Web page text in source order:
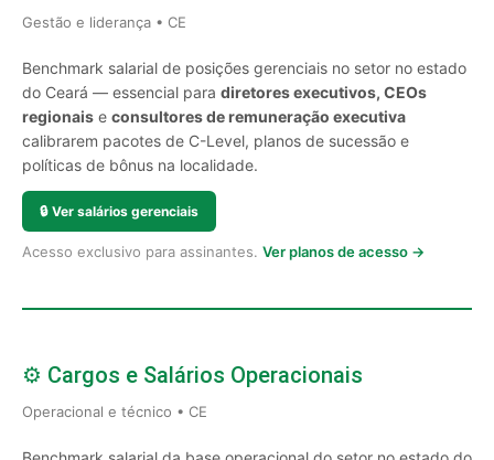
Gestão e liderança • CE
Benchmark salarial de posições gerenciais no setor no estado
do Ceará — essencial para diretores executivos, CEOs
regionais e consultores de remuneração executiva
calibrarem pacotes de C-Level, planos de sucessão e
políticas de bônus na localidade.
🔒 Ver salários gerenciais
Acesso exclusivo para assinantes. Ver planos de acesso →
⚙️ Cargos e Salários Operacionais
Operacional e técnico • CE